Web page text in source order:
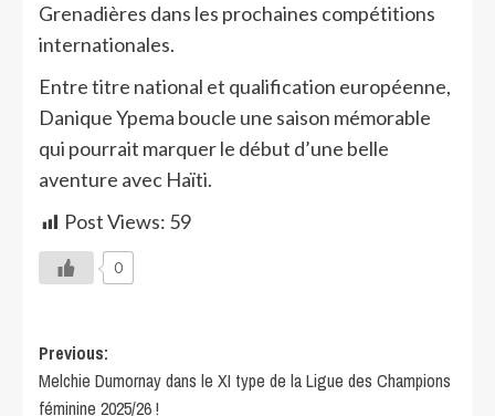
Grenadières dans les prochaines compétitions
internationales.
Entre titre national et qualification européenne,
Danique Ypema boucle une saison mémorable
qui pourrait marquer le début d’une belle
aventure avec Haïti.
Post Views: 59
0
Previous:
Melchie Dumornay dans le XI type de la Ligue des Champions
féminine 2025/26 !